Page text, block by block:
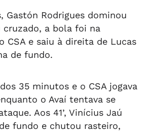
Gastón Rodrigues dominou
cruzado, a bola foi na
CSA e saiu à direita de Lucas
de fundo.
35 minutos e o CSA jogava
o Avaí tentava se
Aos 41’, Vinícius Jaú
fundo e chutou rasteiro,